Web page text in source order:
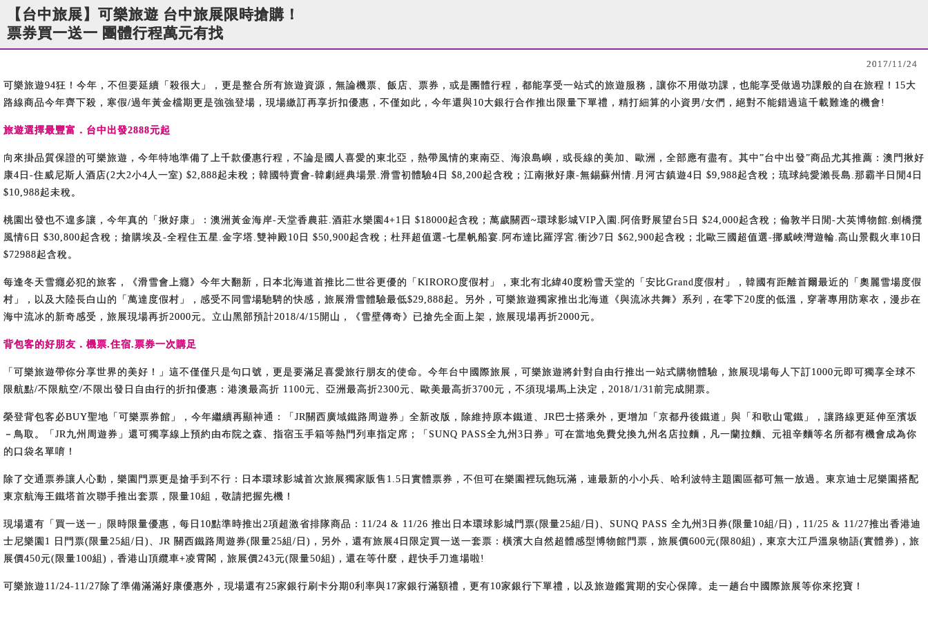
【台中旅展】可樂旅遊 台中旅展限時搶購！
票券買一送一 團體行程萬元有找
2017/11/24
可樂旅遊94狂！今年，不但要延續「殺很大」，更是整合所有旅遊資源，無論機票、飯店、票券，或是團體行程，都能享受一站式的旅遊服務，讓你不用做功課，也能享受做過功課般的自在旅程！15大
路線商品今年齊下殺，寒假/過年黃金檔期更是強強登場，現場繳訂再享折扣優惠，不僅如此，今年還與10大銀行合作推出限量下單禮，精打細算的小資男/女們，絕對不能錯過這千載難逢的機會!
旅遊選擇最豐富．台中出發2888元起
向來掛品質保證的可樂旅遊，今年特地準備了上千款優惠行程，不論是國人喜愛的東北亞，熱帶風情的東南亞、海浪島嶼，或長線的美加、歐洲，全部應有盡有。其中”台中出發”商品尤其推薦：澳門揪好
康4日-住威尼斯人酒店(2大2小4人一室) $2,888起未稅；韓國特賣會-韓劇經典場景.滑雪初體驗4日 $8,200起含稅；江南揪好康-無錫蘇州情.月河古鎮遊4日 $9,988起含稅；琉球純愛瀨長島.那霸半日閒4日
$10,988起未稅。
桃園出發也不遑多讓，今年真的「揪好康」：澳洲黃金海岸-天堂香農莊.酒莊水樂園4+1日 $18000起含稅；萬歲關西~環球影城VIP入園.阿倍野展望台5日 $24,000起含稅；倫敦半日閒-大英博物館.劍橋攬
風情6日 $30,800起含稅；搶購埃及-全程住五星.金字塔.雙神殿10日 $50,900起含稅；杜拜超值選-七星帆船宴.阿布達比羅浮宮.衝沙7日 $62,900起含稅；北歐三國超值選-挪威峽灣遊輪.高山景觀火車10日
$72988起含稅。
每逢冬天雪癮必犯的旅客，《滑雪會上癮》今年大翻新，日本北海道首推比二世谷更優的「KIRORO度假村」，東北有北緯40度粉雪天堂的「安比Grand度假村」，韓國有距離首爾最近的「奧麗雪場度假
村」，以及大陸長白山的「萬達度假村」，感受不同雪場馳騁的快感，旅展滑雪體驗最低$29,888起。另外，可樂旅遊獨家推出北海道《與流冰共舞》系列，在零下20度的低溫，穿著專用防寒衣，漫步在
海中流冰的新奇感受，旅展現場再折2000元。立山黑部預計2018/4/15開山，《雪壁傳奇》已搶先全面上架，旅展現場再折2000元。
背包客的好朋友．機票.住宿.票券一次購足
「可樂旅遊帶你分享世界的美好！」這不僅僅只是句口號，更是要滿足喜愛旅行朋友的使命。今年台中國際旅展，可樂旅遊將針對自由行推出一站式購物體驗，旅展現場每人下訂1000元即可獨享全球不
限航點/不限航空/不限出發日自由行的折扣優惠：港澳最高折 1100元、亞洲最高折2300元、歐美最高折3700元，不須現場馬上決定，2018/1/31前完成開票。
榮登背包客必BUY聖地「可樂票券館」，今年繼續再顯神通：「JR關西廣域鐵路周遊券」全新改版，除維持原本鐵道、JR巴士搭乘外，更增加「京都丹後鐵道」與「和歌山電鐵」，讓路線更延伸至濱坂
－鳥取。「JR九州周遊券」還可獨享線上預約由布院之森、指宿玉手箱等熱門列車指定席；「SUNQ PASS全九州3日券」可在當地免費兌換九州名店拉麵，凡一蘭拉麵、元祖辛麵等名所都有機會成為你
的口袋名單唷！
除了交通票券讓人心動，樂園門票更是搶手到不行：日本環球影城首次旅展獨家販售1.5日實體票券，不但可在樂園裡玩飽玩滿，連最新的小小兵、哈利波特主題園區都可無一放過。東京迪士尼樂園搭配
東京航海王鐵塔首次聯手推出套票，限量10組，敬請把握先機！
現場還有「買一送一」限時限量優惠，每日10點準時推出2項超激省排隊商品：11/24 & 11/26 推出日本環球影城門票(限量25組/日)、SUNQ PASS 全九州3日券(限量10組/日)，11/25 & 11/27推出香港迪
士尼樂園1 日門票(限量25組/日)、JR 關西鐵路周遊券(限量25組/日)，另外，還有旅展4日限定買一送一套票：橫濱大自然超體感型博物館門票，旅展價600元(限80組)，東京大江戶溫泉物語(實體券)，旅
展價450元(限量100組)，香港山頂纜車+凌霄閣，旅展價243元(限量50組)，還在等什麼，趕快手刀進場啦!
可樂旅遊11/24-11/27除了準備滿滿好康優惠外，現場還有25家銀行刷卡分期0利率與17家銀行滿額禮，更有10家銀行下單禮，以及旅遊鑑賞期的安心保障。走一趟台中國際旅展等你來挖寶！